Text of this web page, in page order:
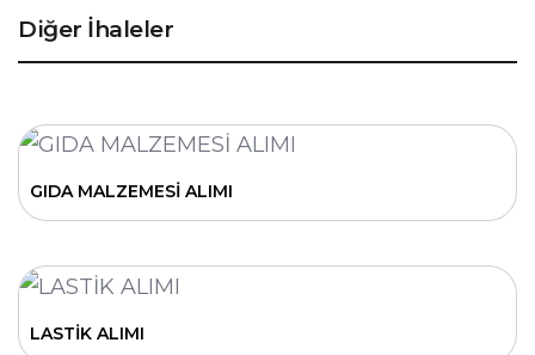
Diğer İhaleler
GIDA MALZEMESİ ALIMI
LASTİK ALIMI